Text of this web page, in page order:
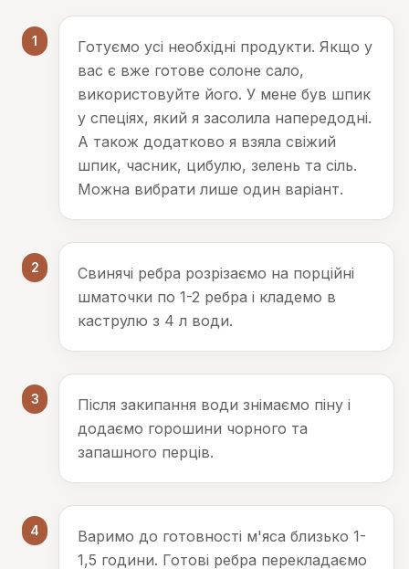
1
Готуємо усі необхідні продукти. Якщо у
вас є вже готове солоне сало,
використовуйте його. У мене був шпик
у спеціях, який я засолила напередодні.
А також додатково я взяла свіжий
шпик, часник, цибулю, зелень та сіль.
Можна вибрати лише один варіант.
2
Свинячі ребра розрізаємо на порційні
шматочки по 1-2 ребра і кладемо в
каструлю з 4 л води.
3
Після закипання води знімаємо піну і
додаємо горошини чорного та
запашного перців.
4
Варимо до готовності м'яса близько 1-
1,5 години. Готові ребра перекладаємо